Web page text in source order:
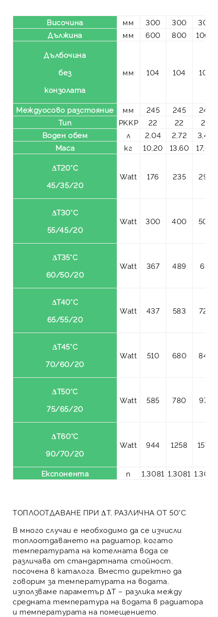
Височина мм 300 300
300
Дължина
мм 600 800
1000
Дълбочина
без
конзолата
мм 104 104 104
Междуосово разстояние мм 245 245
245
Тип
PKKP 22 22
22
Воден обем
л 2,04 2,72
3,40
Маса
кг 10,20 13,60
17,00
ΔT20°C
45/35/20
Watt 176 235 294
ΔT30°C
55/45/20
Watt 300 400 500
ΔT35°C
60/50/20
Watt 367 489 611
ΔT40°C
65/55/20
Watt 437 583 728
ΔT45°C
70/60/20
Watt 510 680 849
ΔT50°C
75/65/20
Watt 585 780 975
ΔT60°C
90/70/20
Watt 944 1258 1573
Експонента n 1,3081 1,3081 1,3081
ТОПЛООТДАВАНЕ ПРИ ΔT, РАЗЛИЧНА ОТ 50°C
В много случаи е необходимо да се изчисли
топлоотдаването на радиатор, когато
температурата на котелната вода се
различава от стандартната стойност,
посочена в каталога. Вместо директно да
говорим за температурата на водата,
използваме параметър ΔT – разлика между
средната температура на водата в радиатора
и температурата на помещението.